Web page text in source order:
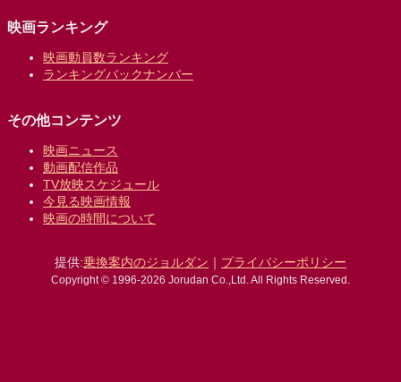
映画ランキング
映画動員数ランキング
ランキングバックナンバー
その他コンテンツ
映画ニュース
動画配信作品
TV放映スケジュール
今見る映画情報
映画の時間について
提供:乗換案内のジョルダン ｜ プライバシーポリシー
Copyright © 1996-2026 Jorudan Co.,Ltd. All Rights Reserved.